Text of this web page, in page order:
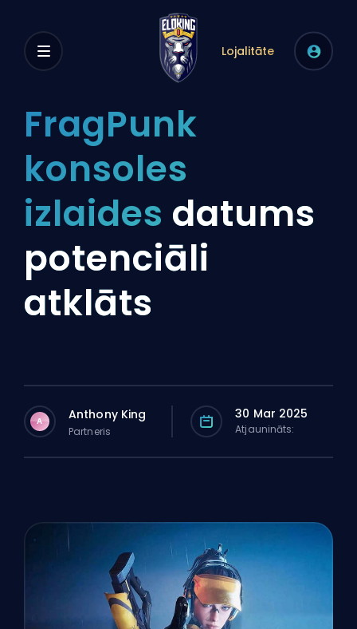
Lojalitāte
FragPunk
konsoles
izlaides datums
potenciāli
atklāts
A Anthony King
Partneris
30 Mar 2025
Atjaunināts: